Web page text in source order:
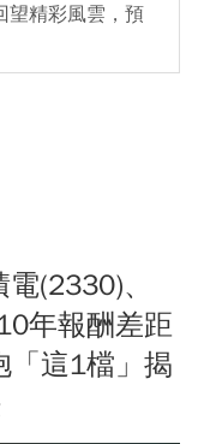
望精彩風雲，預
(2330)、
年報酬差距
「這1檔」揭